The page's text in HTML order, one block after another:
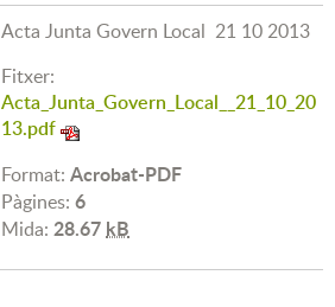
Acta Junta Govern Local 21 10 2013
Fitxer:
Acta_Junta_Govern_Local__21_10_20
13.pdf
Format: Acrobat-PDF
Pàgines: 6
Mida: 28.67 kB